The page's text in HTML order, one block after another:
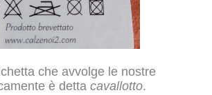
che avvolge le nostre
è detta cavallotto.